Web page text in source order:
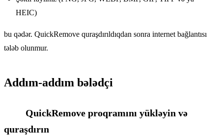
HEIC)
bu qədər. QuickRemove quraşdırıldıqdan sonra internet bağlantısı
tələb olunmur.
Addım-addım bələdçi
QuickRemove proqramını yükləyin və
quraşdırın